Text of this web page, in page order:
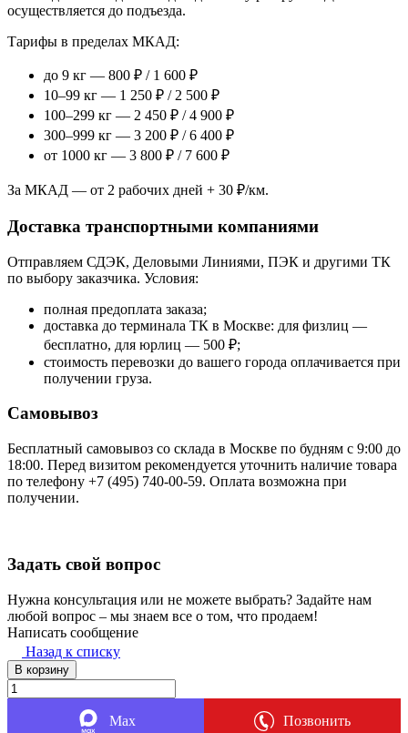
осуществляется до подъезда.
Тарифы в пределах МКАД:
до 9 кг — 800 ₽ / 1 600 ₽
10–99 кг — 1 250 ₽ / 2 500 ₽
100–299 кг — 2 450 ₽ / 4 900 ₽
300–999 кг — 3 200 ₽ / 6 400 ₽
от 1000 кг — 3 800 ₽ / 7 600 ₽
За МКАД — от 2 рабочих дней + 30 ₽/км.
Доставка транспортными компаниями
Отправляем СДЭК, Деловыми Линиями, ПЭК и другими ТК
по выбору заказчика. Условия:
полная предоплата заказа;
доставка до терминала ТК в Москве: для физлиц —
бесплатно, для юрлиц — 500 ₽;
стоимость перевозки до вашего города оплачивается при
получении груза.
Самовывоз
Бесплатный самовывоз со склада в Москве по будням с 9:00 до
18:00. Перед визитом рекомендуется уточнить наличие товара
по телефону +7 (495) 740-00-59. Оплата возможна при
получении.
Задать свой вопрос
Нужна консультация или не можете выбрать? Задайте нам
любой вопрос – мы знаем все о том, что продаем!
Написать сообщение
Назад к списку
В корзину
Max Позвонить